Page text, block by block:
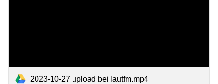
2023-10-27 upload bei lautfm.mp4